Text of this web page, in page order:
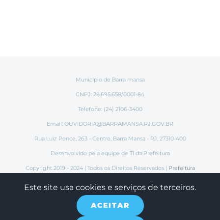
Município de Barra mansa
CNPJ: 28.695.658/0001-84
Telefone: (24) 2106-3400
Email: OUVIDORIA@BARRAMANSA.RJ.GOV.BR
Rua Luiz Ponce, 263 - Centro, Barra Mansa - RJ, 27310-400
Desenvolvido pela equipe de TI da Prefeitura
Copyright 2019 - 2024 | Todos os Direitos Reservados | Prefeitura
Municipal de Barra Mansa
Este site usa cookies e serviços de terceiros.
ACEITAR